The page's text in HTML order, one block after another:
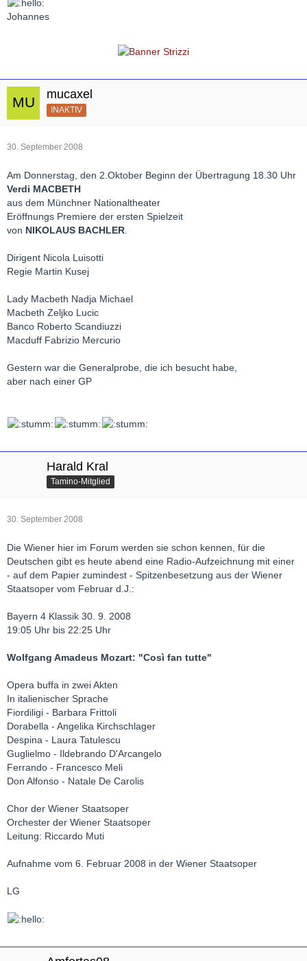
Johannes
mucaxel
INAKTIV
30. September 2008
Am Donnerstag, den 2.Oktober Beginn der Übertragung 18.30 Uhr
Verdi MACBETH
aus dem Münchner Nationaltheater
Eröffnungs Premiere der ersten Spielzeit
von NIKOLAUS BACHLER.
Dirigent Nicola Luisotti
Regie Martin Kusej
Lady Macbeth Nadja Michael
Macbeth Zeljko Lucic
Banco Roberto Scandiuzzi
Macduff Fabrizio Mercurio
Gestern war die Generalprobe, die ich besucht habe,
aber nach einer GP
Harald Kral
Tamino-Mitglied
30. September 2008
Die Wiener hier im Forum werden sie schon kennen, für die
Deutschen gibt es heute abend eine Radio-Aufzeichnung mit einer
- auf dem Papier zumindest - Spitzenbesetzung aus der Wiener
Staatsoper vom Februar d.J.:
Bayern 4 Klassik 30. 9. 2008
19:05 Uhr bis 22:25 Uhr
Wolfgang Amadeus Mozart: "Così fan tutte"
Opera buffa in zwei Akten
In italienischer Sprache
Fiordiligi - Barbara Frittoli
Dorabella - Angelika Kirchschlager
Despina - Laura Tatulescu
Guglielmo - Ildebrando D'Arcangelo
Ferrando - Francesco Meli
Don Alfonso - Natale De Carolis
Chor der Wiener Staatsoper
Orchester der Wiener Staatsoper
Leitung: Riccardo Muti
Aufnahme vom 6. Februar 2008 in der Wiener Staatsoper
LG